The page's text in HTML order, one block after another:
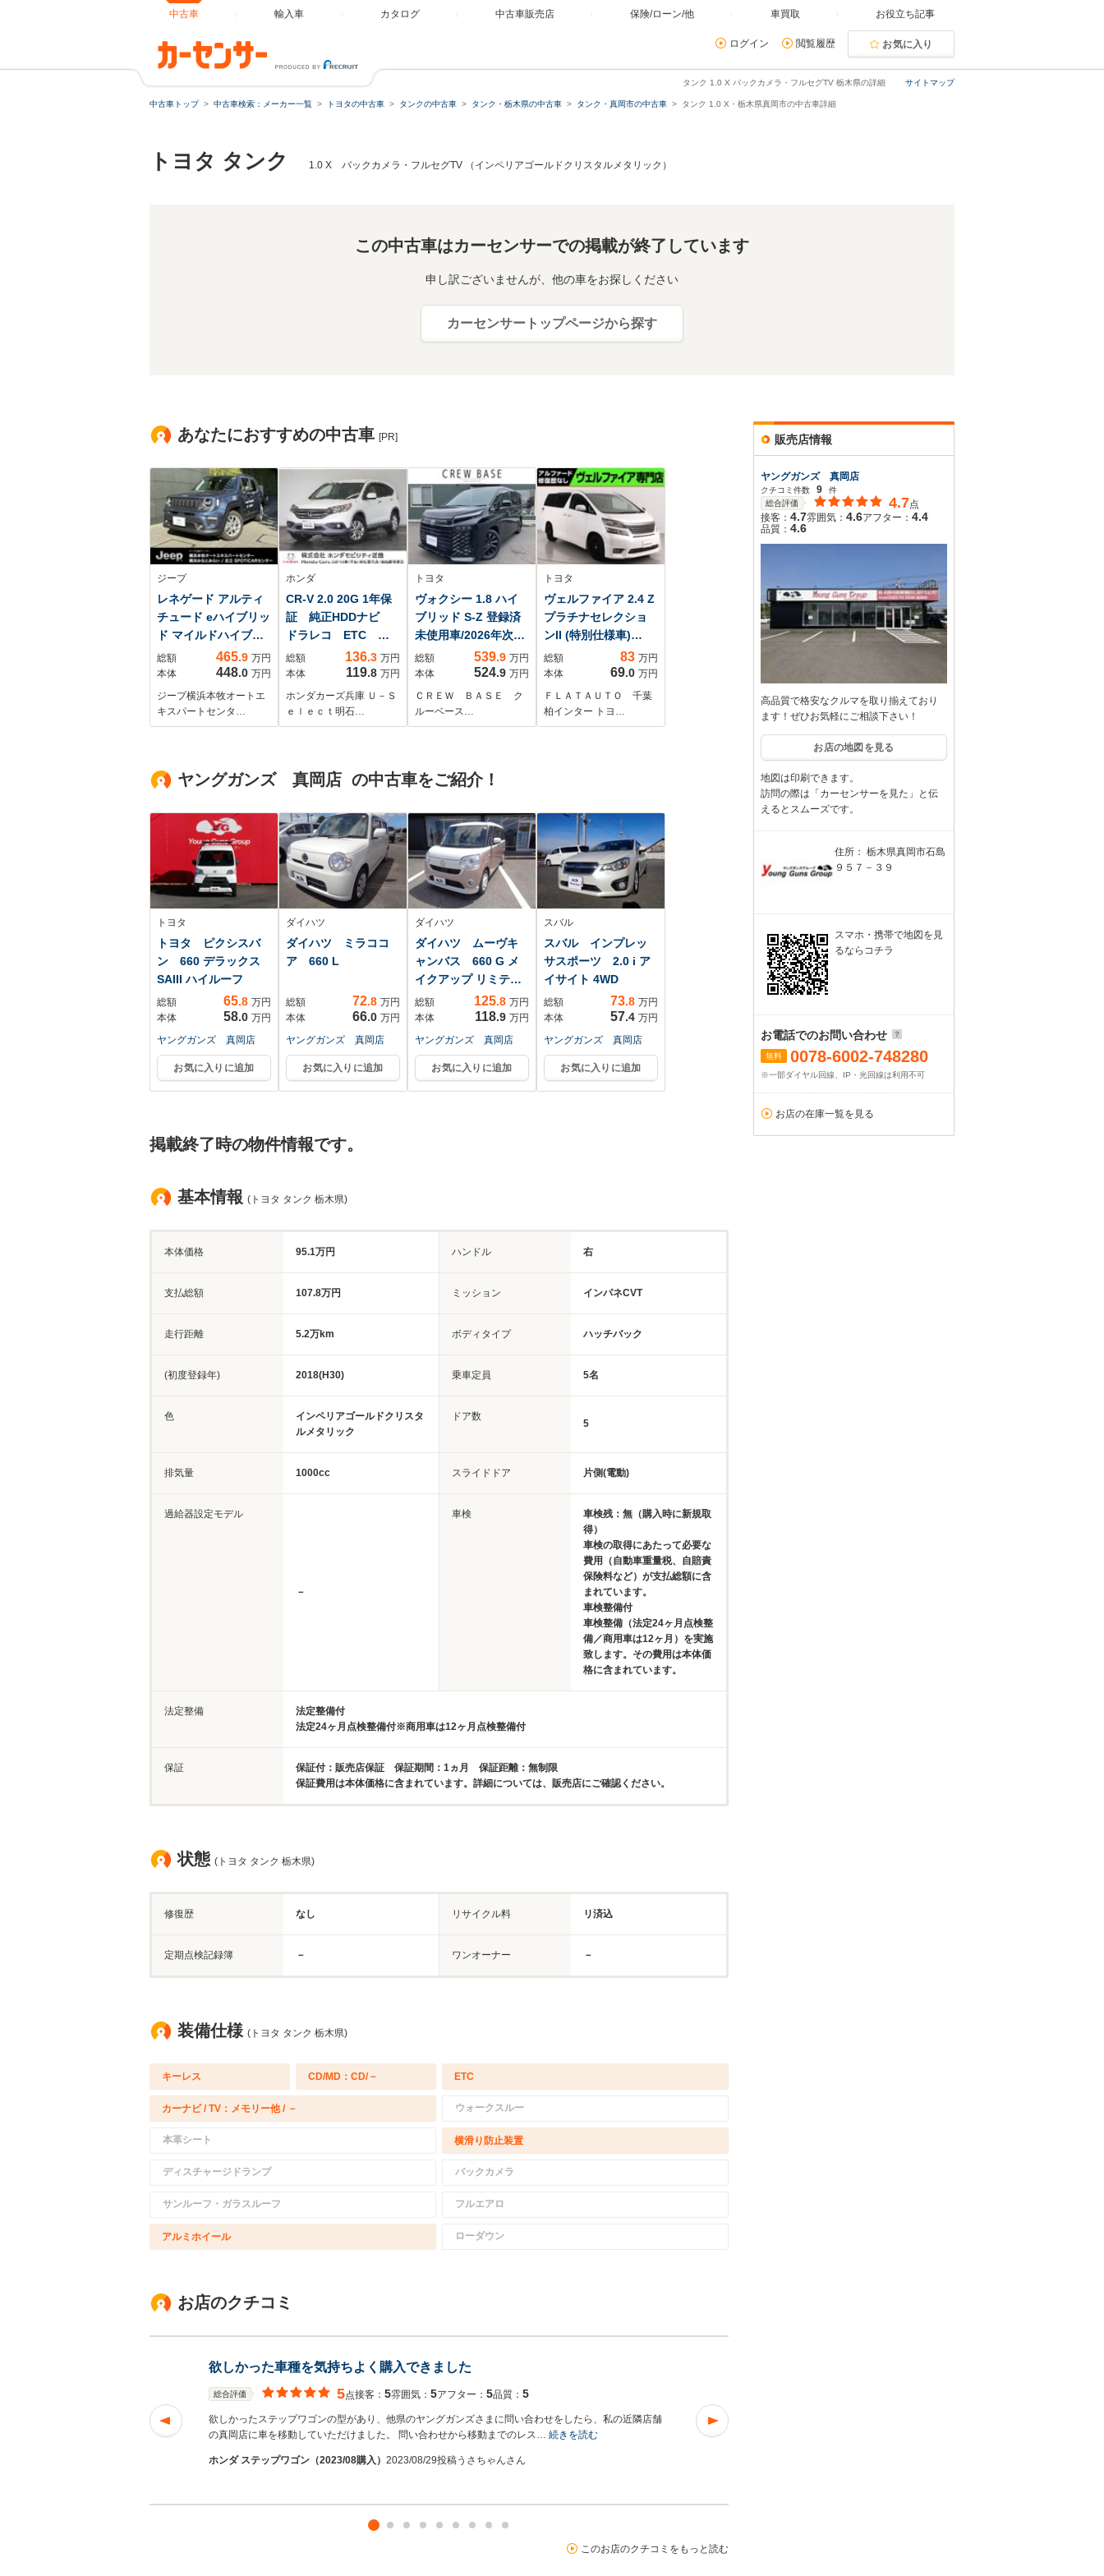
中古車 輸入車 カタログ 中古車販売店 保険/ローン/他 車買取 お役立ち記事
ログイン 閲覧履歴 お気に入り
サイトマップ
タンク 1.0 X バックカメラ・フルセグTV 栃木県の詳細
中古車トップ 中古車検索：メーカー一覧 トヨタの中古車 タンクの中古車 タンク・栃木県の中古車 タンク・真岡市の中古車 タンク 1.0 X・栃木県真岡市の中古車詳細
トヨタ タンク 1.0 X バックカメラ・フルセグTV （インペリアゴールドクリスタルメタリック）
この中古車はカーセンサーでの掲載が終了しています
申し訳ございませんが、他の車をお探しください
カーセンサートップページから探す
あなたにおすすめの中古車 [PR]
ジープ
レネゲード アルティ
チュード eハイブリッ
ド マイルドハイブリ
ッド LEDヘッドラ
イト アダプティブ
クルコン レザーシ
ート シート&ステア
リングヒーター デ
10.1インチUコネク
定中古車
総額 465.9 万円
本体
448.0 万円
ジープ横浜本牧オートエ
キスパートセンタ…
ホンダ
CR-V 2.0 20G 1年保
証 純正HDDナビ
ドラレコ ETC バ
ックカメラ クルー
ズコントロール ス
マートキー2個 HID
ヘッドライト
Bluetooth TV
正アルミホイール
総額 136.3 万円
本体
119.8 万円
ホンダカーズ兵庫 Ｕ－Ｓ
ｅｌｅｃｔ明石…
トヨタ
ヴォクシー 1.8 ハイ
ブリッド S-Z 登録済
未使用車/2026年次改
モデル/純正ナビTV/パ
ノラミックビュー/快
適利便パッケージ
HIGH/トヨタチームメ
イト/トヨタセーフテ
グアシスト/パワーバ
ライト
総額 539.9 万円
本体
524.9 万円
ＣＲＥＷ ＢＡＳＥ ク
ルーベース…
トヨタ
ヴェルファイア 2.4 Z
プラチナセレクショ
ンII (特別仕様車)
(bluetooth接続対応
ナビ)(ダウンサス)フ
ルセグTV バックカ
メラ アルカンター
ラシート パワーバ
総額 83 万円
本体
69.0 万円
ＦＬＡＴＡＵＴＯ 千葉
柏インター トヨ…
ヤングガンズ 真岡店 の中古車をご紹介！
トヨタ
トヨタ ピクシスバ
ン 660 デラックス
SAIII ハイルーフ
総額 65.8 万円
本体
58.0 万円
ヤングガンズ 真岡店
お気に入りに追加
ダイハツ
ダイハツ ミラココ
ア 660 L
総額 72.8 万円
本体
66.0 万円
ヤングガンズ 真岡店
お気に入りに追加
ダイハツ
ダイハツ ムーヴキ
ャンバス 660 G メ
イクアップ リミテッ
ド...
総額 125.8 万円
本体
118.9 万円
ヤングガンズ 真岡店
お気に入りに追加
スバル
スバル インプレッ
サスポーツ 2.0 i ア
イサイト 4WD
総額 73.8 万円
本体
57.4 万円
ヤングガンズ 真岡店
お気に入りに追加
掲載終了時の物件情報です。
基本情報 (トヨタ タンク 栃木県)
本体価格 95.1万円 ハンドル 右
支払総額 107.8万円 ミッション インパネCVT
走行距離 5.2万km ボディタイプ ハッチバック
(初度登録年) 2018(H30) 乗車定員 5名
色
インペリアゴールドクリスタ
ルメタリック
ドア数
5
排気量 1000cc スライドドア 片側(電動)
過給器設定モデル
－
車検
車検残：無（購入時に新規取
得）
車検の取得にあたって必要な
費用（自動車重量税、自賠責
保険料など）が支払総額に含
まれています。
車検整備付
車検整備（法定24ヶ月点検整
備／商用車は12ヶ月）を実施
致します。その費用は本体価
格に含まれています。
法定整備
法定整備付
法定24ヶ月点検整備付※商用車は12ヶ月点検整備付
保証
保証付：販売店保証 保証期間：1ヵ月 保証距離：無制限
保証費用は本体価格に含まれています。詳細については、販売店にご確認ください。
状態 (トヨタ タンク 栃木県)
修復歴 なし リサイクル料 リ済込
定期点検記録簿 － ワンオーナー －
装備仕様 (トヨタ タンク 栃木県)
キーレス CD/MD：CD/－ ETC
カーナビ / TV：メモリー他 / － ウォークスルー
本革シート 横滑り防止装置
ディスチャージドランプ バックカメラ
サンルーフ・ガラスルーフ フルエアロ
アルミホイール ローダウン
お店のクチコミ
欲しかった車種を気持ちよく購入できました
総合評価 5点接客： 5雰囲気： 5アフター： 5品質： 5
欲しかったステップワゴンの型があり、他県のヤングガンズさまに問い合わせをしたら、私の近隣店舗
の真岡店に車を移動していただけました。 問い合わせから移動までのレス… 続きを読む
ホンダ ステップワゴン（2023/08購入） 2023/08/29投稿うさちゃんさん
このお店のクチコミをもっと読む
販売店情報
ヤングガンズ 真岡店
クチコミ件数 9
件
総合評価
4.7点
接客： 4.7雰囲気： 4.6アフター： 4.4
品質： 4.6
高品質で格安なクルマを取り揃えており
ます！ぜひお気軽にご相談下さい！
お店の地図を見る
地図は印刷できます。
訪問の際は「カーセンサーを見た」と伝
えるとスムーズです。
住所： 栃木県真岡市石島
９５７－３９
スマホ・携帯で地図を見
るならコチラ
お電話でのお問い合わせ
無料 0078-6002-748280
※一部ダイヤル回線、IP・光回線は利用不可
お店の在庫一覧を見る